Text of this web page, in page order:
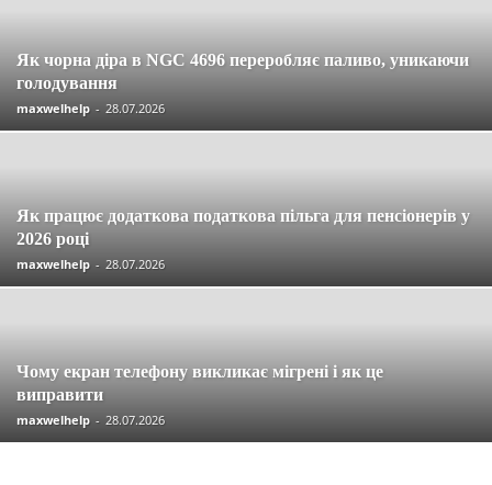
Як чорна діра в NGC 4696 переробляє паливо, уникаючи
голодування
maxwelhelp - 28.07.2026
Як працює додаткова податкова пільга для пенсіонерів у
2026 році
maxwelhelp - 28.07.2026
Чому екран телефону викликає мігрені і як це
виправити
maxwelhelp - 28.07.2026